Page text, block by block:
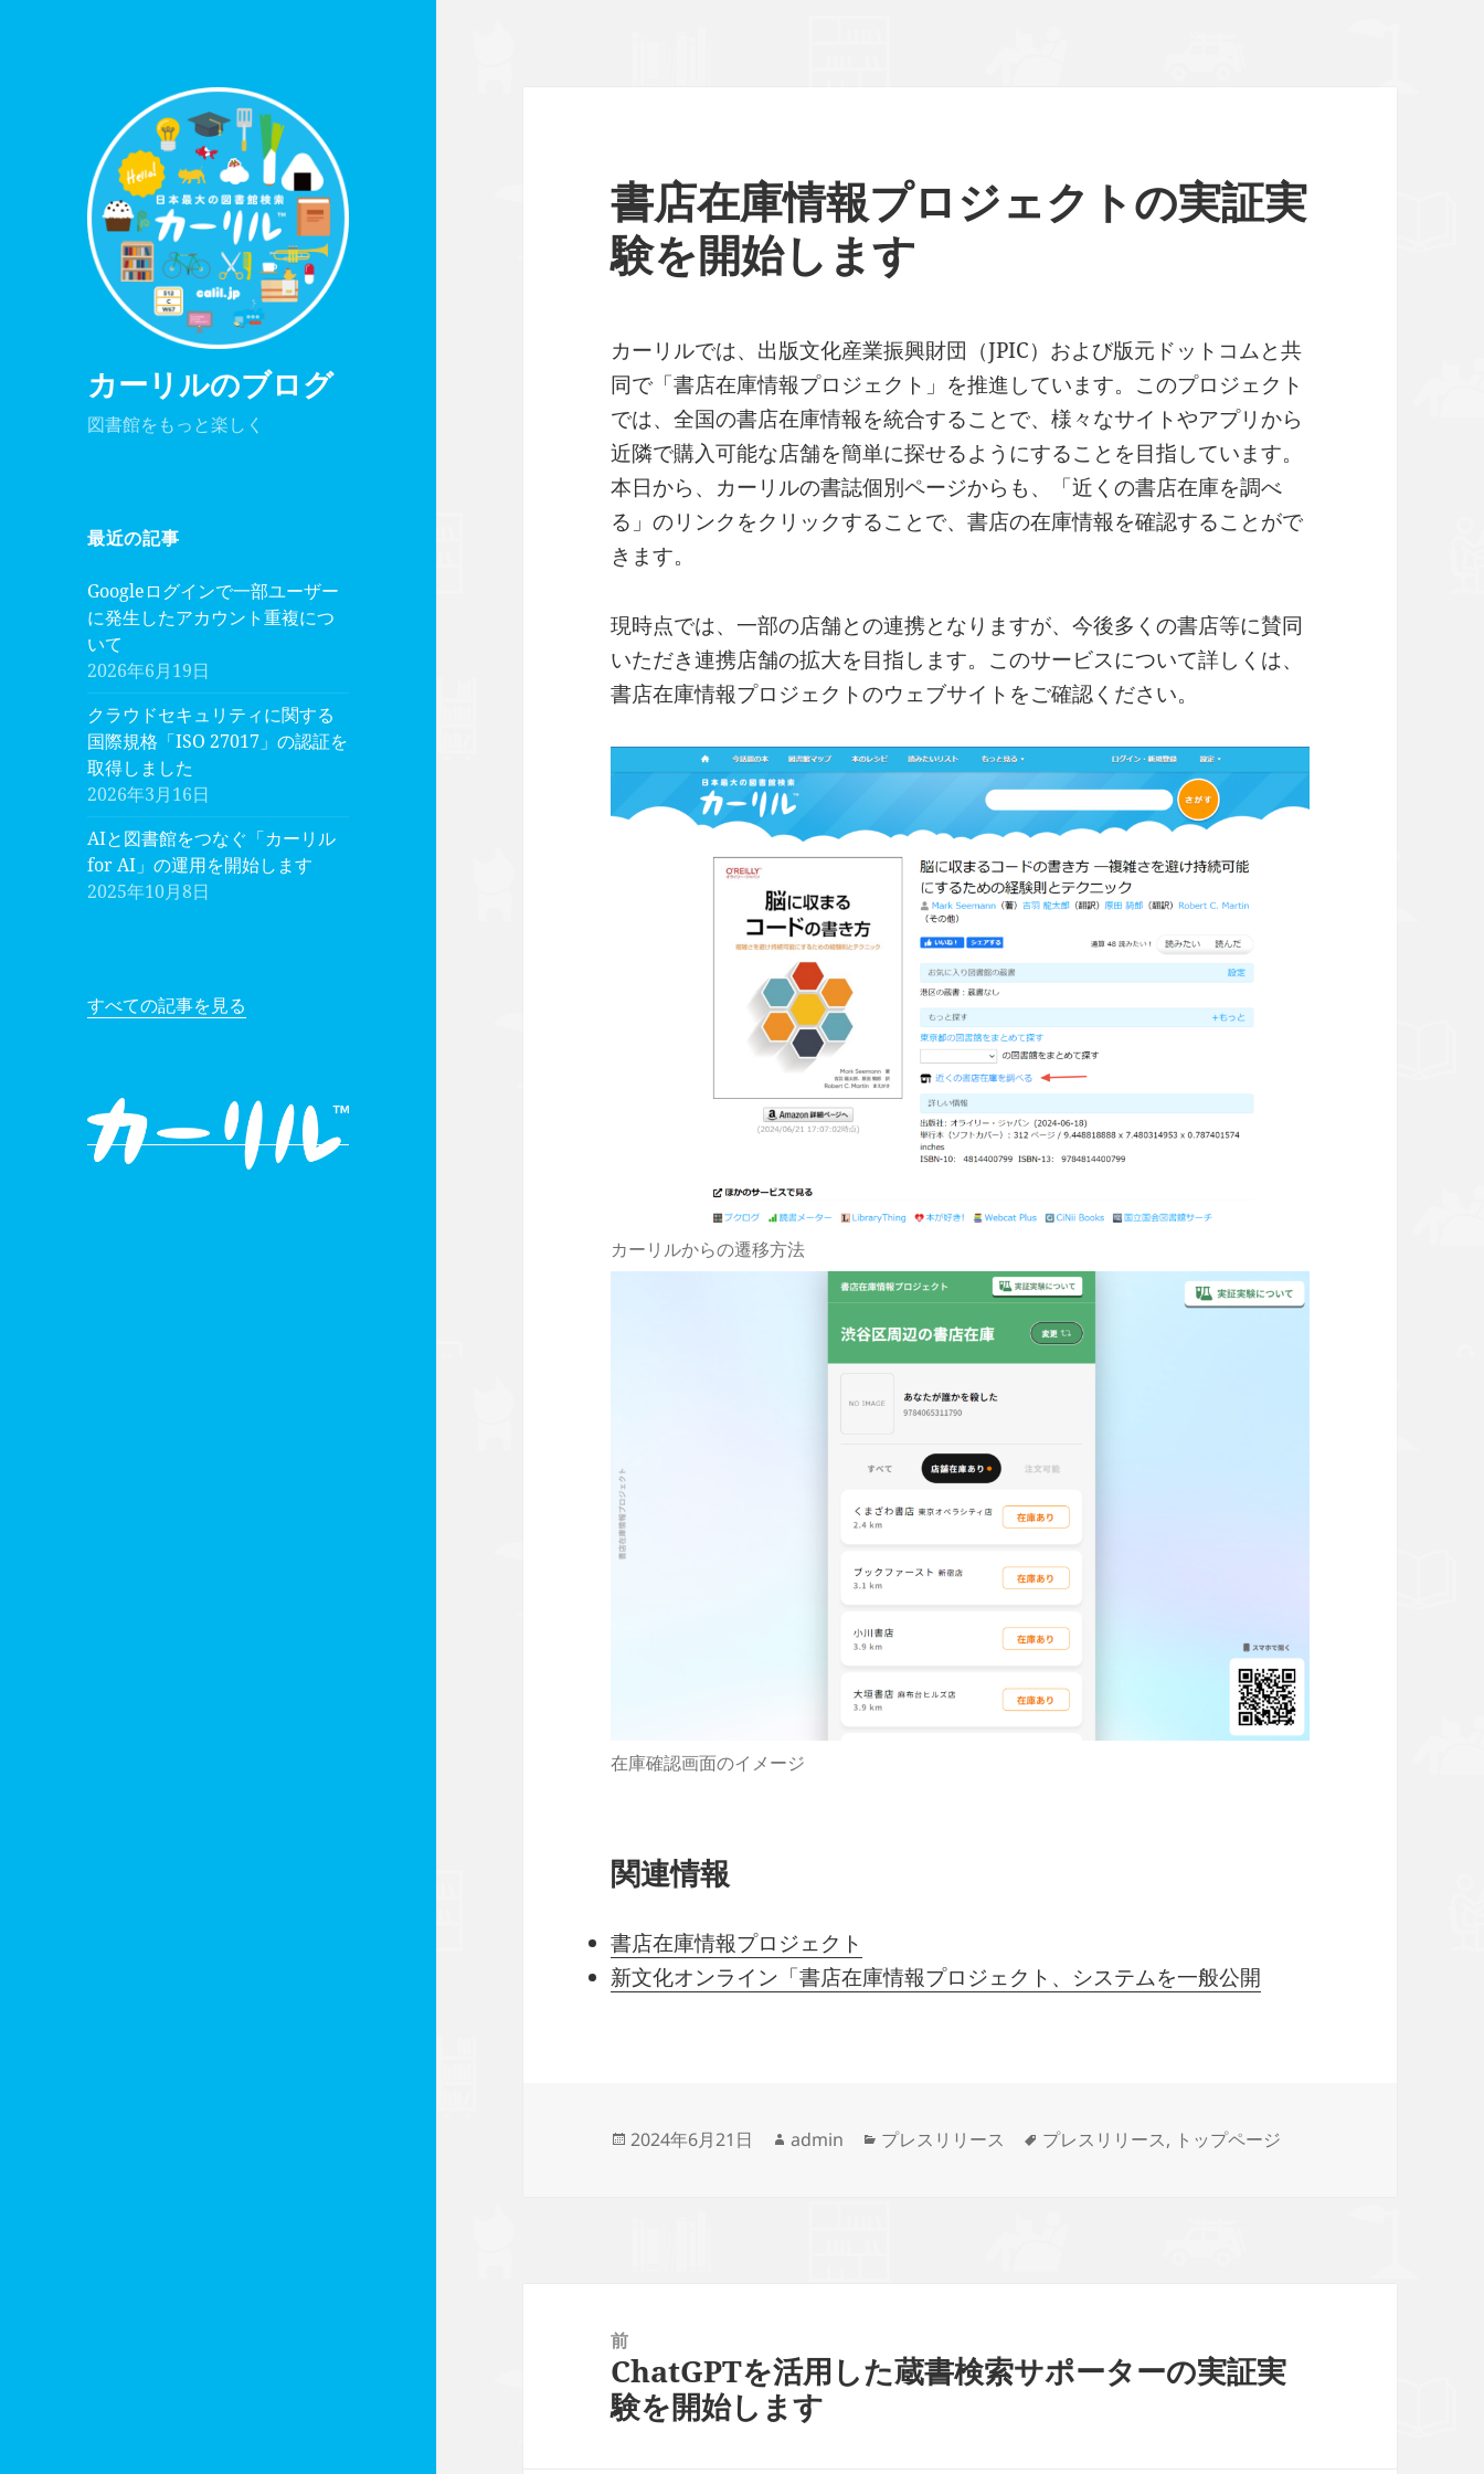
カーリルのブログ
図書館をもっと楽しく
最近の記事
Googleログインで一部ユーザー
に発生したアカウント重複につ
いて
2026年6月19日
クラウドセキュリティに関する
国際規格「ISO 27017」の認証を
取得しました
2026年3月16日
AIと図書館をつなぐ「カーリル
for AI」の運用を開始します
2025年10月8日
すべての記事を見る
書店在庫情報プロジェクトの実証実
験を開始します
カーリルでは、出版文化産業振興財団（JPIC）および版元ドットコムと共
同で「書店在庫情報プロジェクト」を推進しています。このプロジェクト
では、全国の書店在庫情報を統合することで、様々なサイトやアプリから
近隣で購入可能な店舗を簡単に探せるようにすることを目指しています。
本日から、カーリルの書誌個別ページからも、「近くの書店在庫を調べ
る」のリンクをクリックすることで、書店の在庫情報を確認することがで
きます。
現時点では、一部の店舗との連携となりますが、今後多くの書店等に賛同
いただき連携店舗の拡大を目指します。このサービスについて詳しくは、
書店在庫情報プロジェクトのウェブサイトをご確認ください。
カーリルからの遷移方法
在庫確認画面のイメージ
関連情報
書店在庫情報プロジェクト
新文化オンライン「書店在庫情報プロジェクト、システムを一般公開
投
2024年6月21日
作
admin
カ
プレスリリース
タ
プレスリリース, トップページ
前
前
の
ChatGPTを活用した蔵書検索サポーターの実証実
験を開始します